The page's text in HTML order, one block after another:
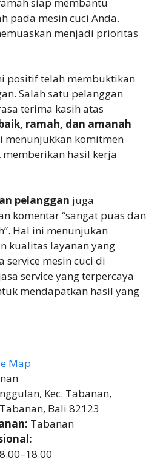
pada mesin cuci Anda.
menjadi prioritas
positif telah membuktikan
Salah satu pelanggan
terima kasih atas
ramah, dan amanah
menunjukkan komitmen
hasil kerja
pelanggan juga
komentar “sangat puas dan
Hal ini menunjukan
kualitas layanan yang
service mesin cuci di
service yang terpercaya
mendapatkan hasil yang
Map
Kec. Tabanan,
Bali 82123
Tabanan